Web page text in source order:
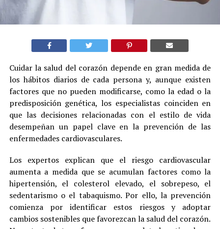
Cuidar la salud del corazón depende en gran medida de
los hábitos diarios de cada persona y, aunque existen
factores que no pueden modificarse, como la edad o la
predisposición genética, los especialistas coinciden en
que las decisiones relacionadas con el estilo de vida
desempeñan un papel clave en la prevención de las
enfermedades cardiovasculares.
Los expertos explican que el riesgo cardiovascular
aumenta a medida que se acumulan factores como la
hipertensión, el colesterol elevado, el sobrepeso, el
sedentarismo o el tabaquismo. Por ello, la prevención
comienza por identificar estos riesgos y adoptar
cambios sostenibles que favorezcan la salud del corazón.